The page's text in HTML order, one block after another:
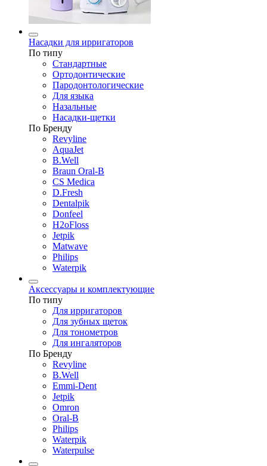
Насадки для ирригаторов
По типу
Стандартные
Ортодонтические
Пародонтологические
Для языка
Назальные
Насадки-щетки
По Бренду
Revyline
AquaJet
B.Well
Braun Oral-B
CS Medica
D.Fresh
Dentalpik
Donfeel
H2oFloss
Jetpik
Matwave
Philips
Waterpik
Аксессуары и комплектующие
По типу
Для ирригаторов
Для зубных щеток
Для тонометров
Для ингаляторов
По Бренду
Revyline
B.Well
Emmi-Dent
Jetpik
Omron
Oral-B
Philips
Waterpik
Waterpulse